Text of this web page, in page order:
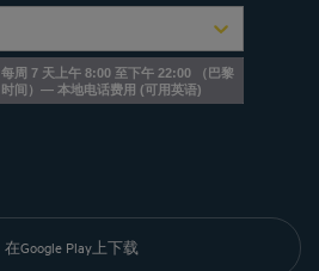
每周 7 天上午 8:00 至下午 22:00 （巴黎
时间）— 本地电话费用 (可用英语)
在Google Play上下载